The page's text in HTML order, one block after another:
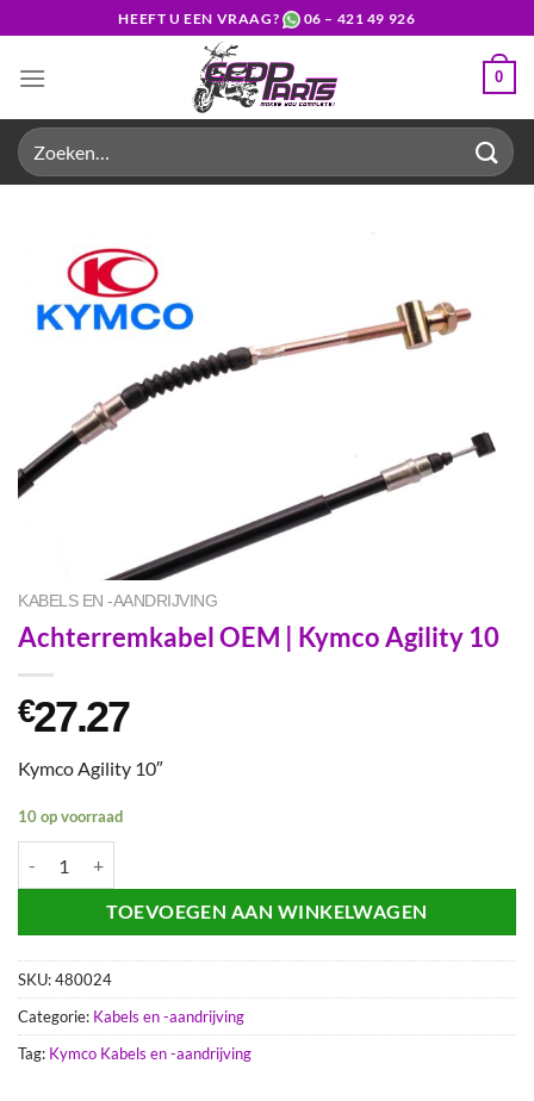
naar
inhoud
HEEFT U EEN VRAAG? 06 – 421 49 926
0
Zoeken
naar:
KABELS EN -AANDRIJVING
Achterremkabel OEM | Kymco Agility 10
€27.27
Kymco Agility 10″
10 op voorraad
TOEVOEGEN AAN WINKELWAGEN
SKU:480024
Categorie: Kabels en -aandrijving
Tag: Kymco Kabels en -aandrijving